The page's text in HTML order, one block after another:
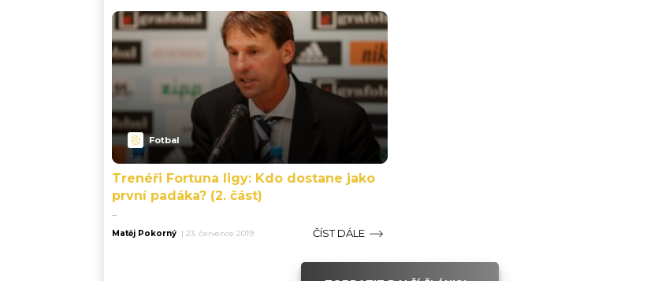
Fotbal
Trenéři Fortuna ligy: Kdo dostane jako
první padáka? (2. část)
...
Matěj Pokorný | 23. července 2019 ČÍST DÁLE